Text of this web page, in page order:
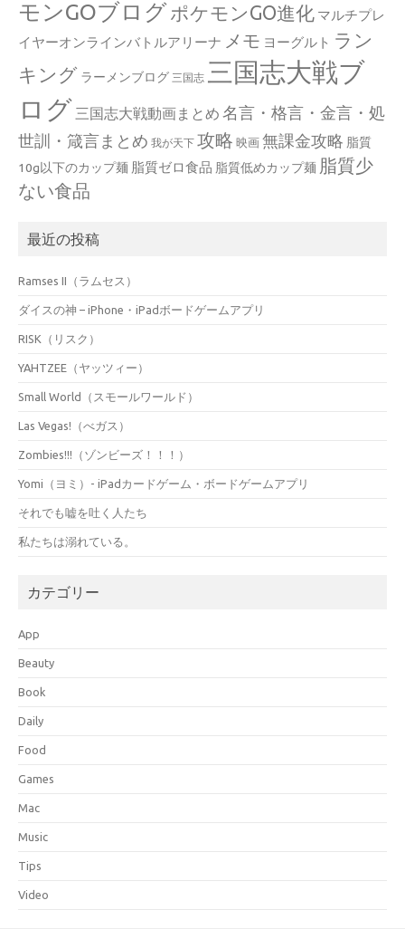
モンGOブログポケモンGO進化 マルチプレ
イヤーオンラインバトルアリーナ メモ ヨーグルト ラン
キング ラーメンブログ 三国志 三国志大戦ブ
ログ 三国志大戦動画まとめ 名言・格言・金言・処
世訓・箴言まとめ 我が天下 攻略 映画 無課金攻略 脂質
10g以下のカップ麺 脂質ゼロ食品 脂質低めカップ麺 脂質少
ない食品
最近の投稿
Ramses II（ラムセス）
ダイスの神 – iPhone・iPadボードゲームアプリ
RISK（リスク）
YAHTZEE（ヤッツィー）
Small World（スモールワールド）
Las Vegas!（べガス）
Zombies!!!（ゾンビーズ！！！）
Yomi（ヨミ）- iPadカードゲーム・ボードゲームアプリ
それでも嘘を吐く人たち
私たちは溺れている。
カテゴリー
App
Beauty
Book
Daily
Food
Games
Mac
Music
Tips
Video